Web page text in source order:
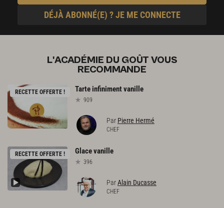
DÉJÀ ABONNÉ(E) ? JE ME CONNECTE
L'ACADÉMIE DU GOÛT VOUS
RECOMMANDE
RECETTE OFFERTE ! Tarte infinimentvanille
909
Par Pierre Hermé
CHEF
RECETTE OFFERTE ! Glacevanille
396
ParAlain Ducasse
CHEF